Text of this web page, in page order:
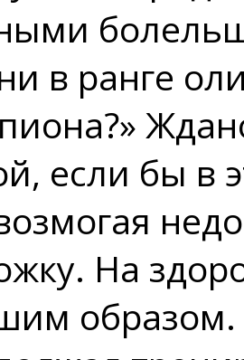
в ранге
если бы в
На